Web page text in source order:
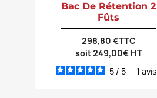
Bac De Rétention 2
Fûts
298,80 €TTC
soit 249,00€ HT
5 / 5 - 1 avis